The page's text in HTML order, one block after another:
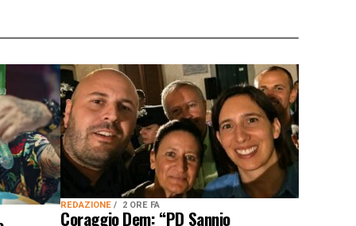
REDAZIONE 2 ORE FA
Coraggio Dem: “PD Sannio